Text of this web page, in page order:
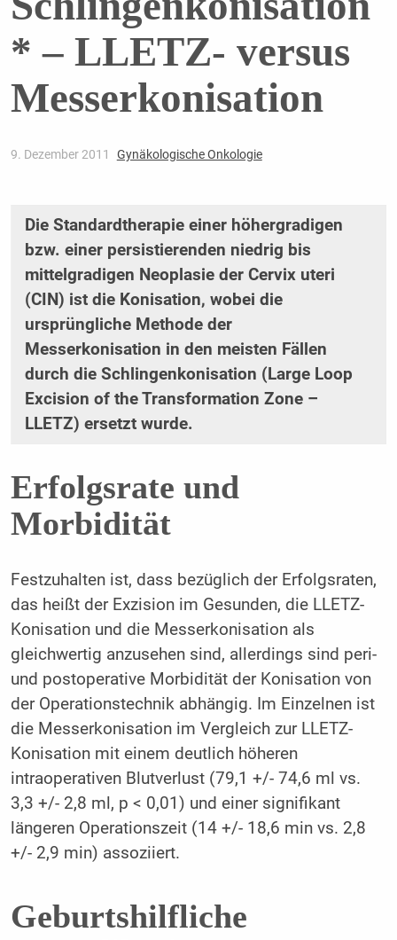
* – LLETZ- versus
Messerkonisation
9. Dezember 2011 Gynäkologische Onkologie
Die Standardtherapie einer höhergradigen
bzw. einer persistierenden niedrig bis
mittelgradigen Neoplasie der Cervix uteri
(CIN) ist die Konisation, wobei die
ursprüngliche Methode der
Messerkonisation in den meisten Fällen
durch die Schlingenkonisation (Large Loop
Excision of the Transformation Zone –
LLETZ) ersetzt wurde.
Erfolgsrate und
Morbidität
Festzuhalten ist, dass bezüglich der Erfolgsraten,
das heißt der Exzision im Gesunden, die LLETZ-
Konisation und die Messerkonisation als
gleichwertig anzusehen sind, allerdings sind peri-
und postoperative Morbidität der Konisation von
der Operationstechnik abhängig. Im Einzelnen ist
die Messerkonisation im Vergleich zur LLETZ-
Konisation mit einem deutlich höheren
intraoperativen Blutverlust (79,1 +/- 74,6 ml vs.
3,3 +/- 2,8 ml, p < 0,01) und einer signifikant
längeren Operationszeit (14 +/- 18,6 min vs. 2,8
+/- 2,9 min) assoziiert.
Geburtshilfliche